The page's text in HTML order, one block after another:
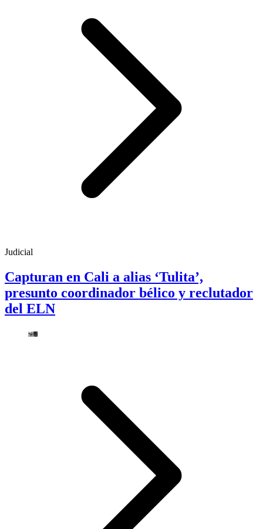
Judicial
Capturan en Cali a alias ‘Tulita’,
presunto coordinador bélico y reclutador
del ELN